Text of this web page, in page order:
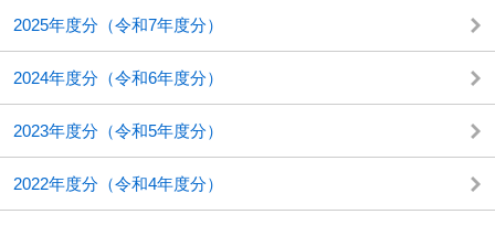
2025年度分（令和7年度分）
2024年度分（令和6年度分）
2023年度分（令和5年度分）
2022年度分（令和4年度分）